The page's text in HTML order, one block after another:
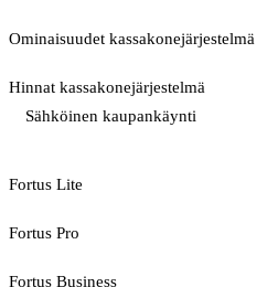
Ominaisuudet kassakonejärjestelmä
Hinnat kassakonejärjestelmä
Sähköinen kaupankäynti
Fortus Lite
Fortus Pro
Fortus Business